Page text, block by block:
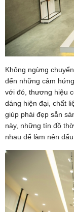
Không ngừng
đến những cảm
với đó, thương hiệu
dáng hiện đại, chất
giúp phái đẹp sẵn
này, những tín đồ
nhau để làm nên